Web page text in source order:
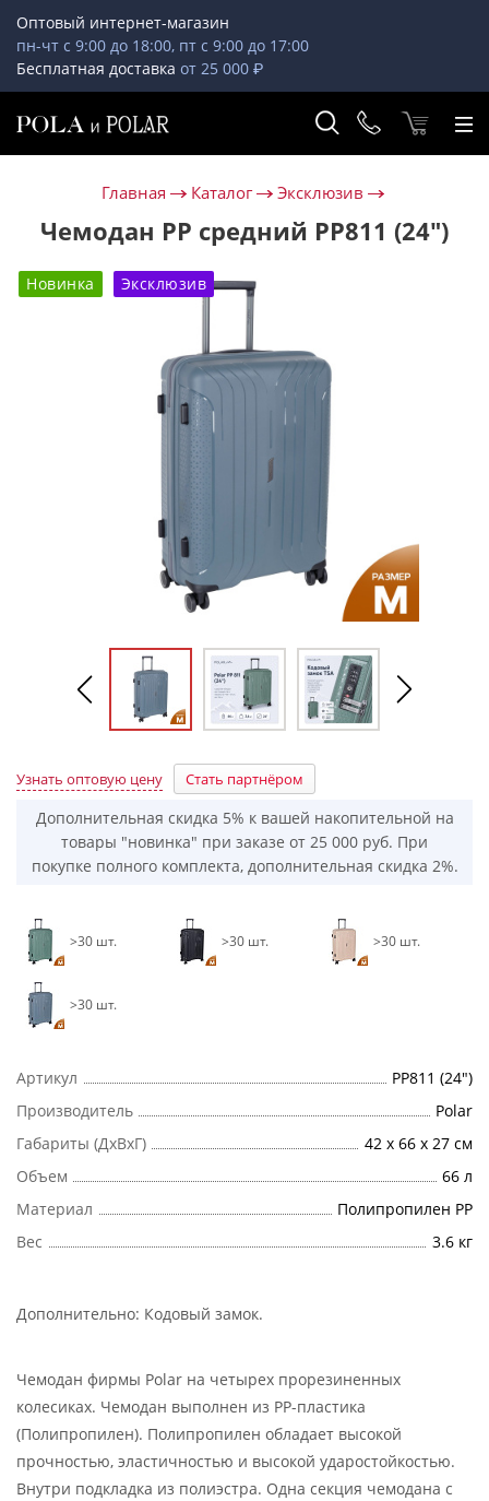
Оптовый интернет-магазин
пн-чт с 9:00 до 18:00, пт с 9:00 до 17:00
Бесплатная доставка от 25 000 ₽
Главная Каталог Эксклюзив
Чемодан PP средний РР811 (24")
Новинка Эксклюзив
Узнать оптовую цену Стать партнёром
Дополнительная скидка 5% к вашей накопительной на
товары "новинка" при заказе от 25 000 руб. При
покупке полного комплекта, дополнительная скидка 2%.
>30 шт. >30 шт. >30 шт.
>30 шт.
Артикул
РР811 (24")
Производитель
Polar
Габариты (ДхВхГ)
42 х 66 х 27 см
Объем
66 л
Материал
Полипропилен PP
Вес
3.6 кг
Дополнительно: Кодовый замок.
Чемодан фирмы Polar на четырех прорезиненных
колесиках. Чемодан выполнен из PP-пластика
(Полипропилен). Полипропилен обладает высокой
прочностью, эластичностью и высокой ударостойкостью.
Внутри подкладка из полиэстра. Одна секция чемодана с